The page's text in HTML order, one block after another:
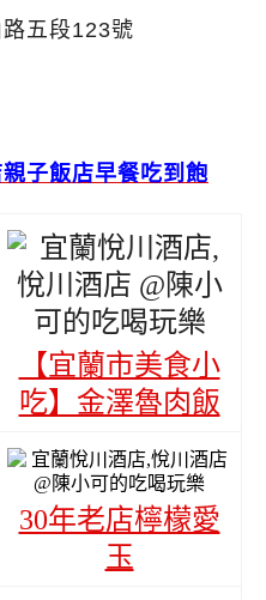
五段123號
子飯店早餐吃到飽
【宜蘭市美食小
吃】金澤魯肉飯
30年老店檸檬愛
玉